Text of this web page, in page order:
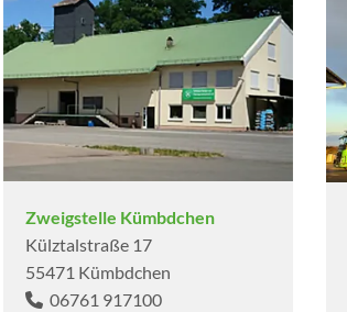
Zweigstelle Kümbdchen
Külztalstraße 17
55471 Kümbdchen
 06761 917100